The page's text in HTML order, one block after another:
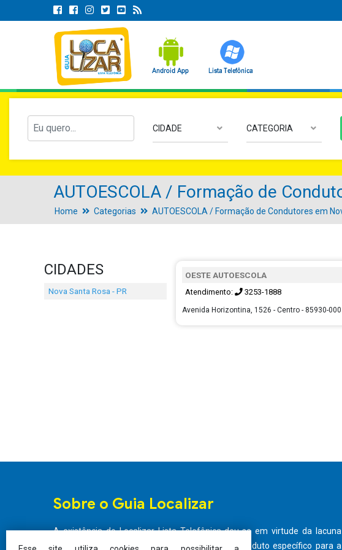
CIDADE CATEGORIA
AUTOESCOLA / Formação de
Home Categorias AUTOESCOLA / Formação de Condutores em
CIDADES
Nova Santa Rosa - PR
OESTE AUTOESCOLA
Atendimento: 3253-1888
Avenida Horizontina, 1526 - Centro - 85930-
Sobre o Guia Localizar
A existência do Localizar Lista Telefônica deu-se em virtude da lacuna
existente no mercado em se tratando de um produto específico para a